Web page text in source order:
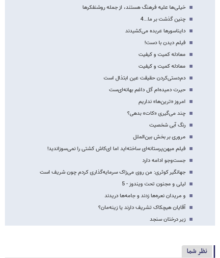
خیلی‌ها علیه فرهنگ هستند، از جمله روشنفکرها
چنین گذشت بر ما...4
دایناسورها عربده می‌کشیدند
فیلم دیدن با دست!
معادله کمیت و کیفیت
معادله کمیت و کیفیت
دم‌دستی‌کردن حقیقت عین‌ ابتذال است
حیرت دمیده‌ام گل داغم بهانه‌ای‌ست
امروز «ترین‌ها» نداریم
چند می‌گیری «کات» بدهی؟
رنگ آبی شخصیت
مروری بر بخش بین‌الملل
فیلم میهن‌پرستانه‌ای ساخته‌اید اما ای‌کاش کشتی را نمی‌سوزاندید!
جست‌وجو ادامه دارد
جهانگیر کوثری: من روی می‌زاک سرمایه‌گذاری کردم چون شریف است
لیلی و مجنون تحت ویندوز - 5
و مریدان نعره‌ها زدند و جامه‌ها دریدند
آقایان هیچکاک تشریف دارند یا ز‌ینه‌مان؟
زیر درختان سنجد
نظر شما